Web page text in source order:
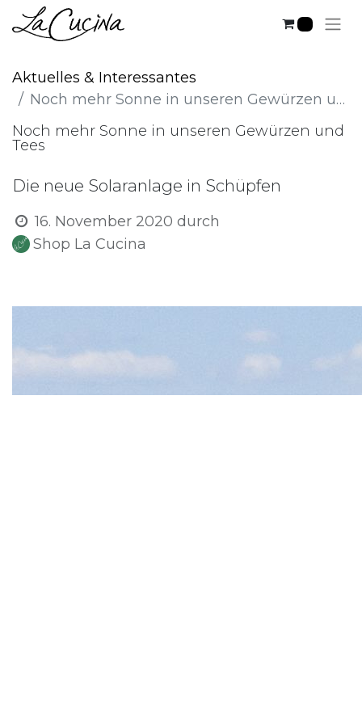
Aktuelles & Interessantes
Noch mehr Sonne in unseren Gewürzen und Tees
Noch mehr Sonne in unseren Gewürzen und
Tees
Die neue Solaranlage in Schüpfen
16. November 2020 durch
Shop La Cucina